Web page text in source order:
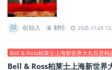
创始人 财经 2025-11-25
Bell & Ross柏莱士上海新世界大丸百货精
Bell & Ross柏莱士上海新世界